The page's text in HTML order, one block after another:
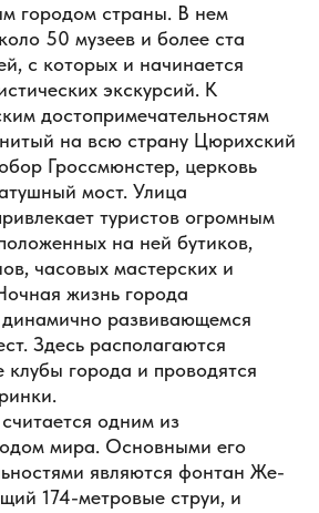
городом страны. В нем
50 музеев и более ста
с которых и начинается
экскурсий. К
достопримечательностям
на всю страну Цюрихский
Гроссмюнстер, церковь
мост. Улица
туристов огромным
на ней бутиков,
часовых мастерских и
жизнь города
динамично развивающемся
Здесь располагаются
города и проводятся
одним из
мира. Основными его
являются фонтан Же-
174-метровые струи, и